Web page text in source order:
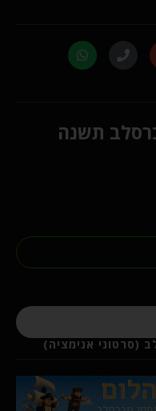
תשנה
(סרטוני אנימציה)